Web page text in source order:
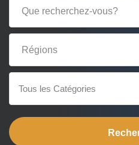
Tous les Catégories